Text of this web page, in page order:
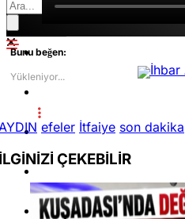
Gündem
Aydın
Dünya
Teknoloji
Spor
Bunu beğen:
Yükleniyor...
efeler İtfaiye son dakika
ÇEKEBİLİR